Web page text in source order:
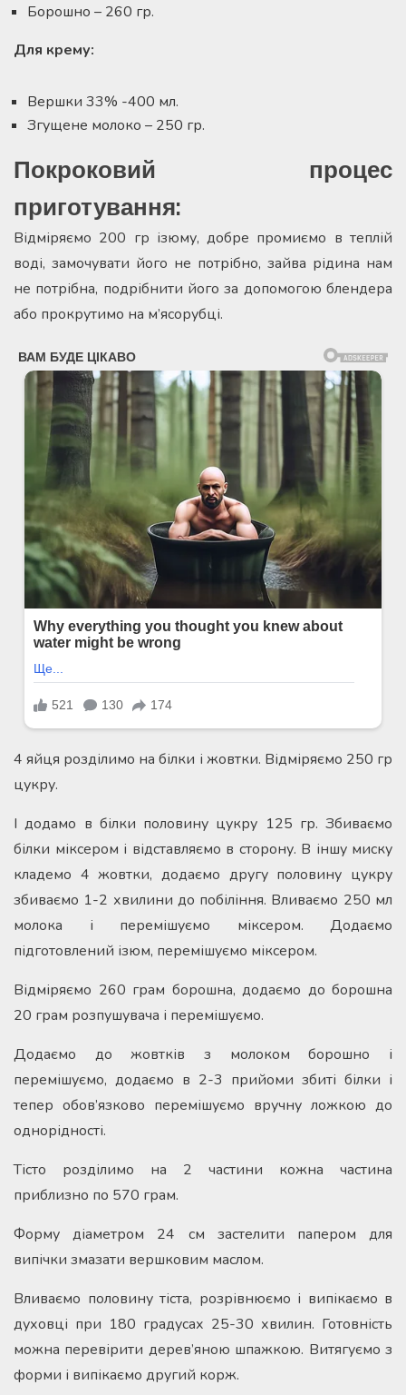
Борошно – 260 гр.
Для крему:
Вершки 33% -400 мл.
Згущене молоко – 250 гр.
Покроковий процес
приготування:
Відміряємо 200 гр ізюму, добре промиємо в теплій
воді, замочувати його не потрібно, зайва рідина нам
не потрібна, подрібнити його за допомогою блендера
або прокрутимо на м’ясорубці.
4 яйця розділимо на білки і жовтки. Відміряємо 250 гр
цукру.
І додамо в білки половину цукру 125 гр. Збиваємо
білки міксером і відставляємо в сторону. В іншу миску
кладемо 4 жовтки, додаємо другу половину цукру
збиваємо 1-2 хвилини до побіління. Вливаємо 250 мл
молока і перемішуємо міксером. Додаємо
підготовлений ізюм, перемішуємо міксером.
Відміряємо 260 грам борошна, додаємо до борошна
20 грам розпушувача і перемішуємо.
Додаємо до жовтків з молоком борошно і
перемішуємо, додаємо в 2-3 прийоми збиті білки і
тепер обов’язково перемішуємо вручну ложкою до
однорідності.
Тісто розділимо на 2 частини кожна частина
приблизно по 570 грам.
Форму діаметром 24 см застелити папером для
випічки змазати вершковим маслом.
Вливаємо половину тіста, розрівнюємо і випікаємо в
духовці при 180 градусах 25-30 хвилин. Готовність
можна перевірити дерев’яною шпажкою. Витягуємо з
форми і випікаємо другий корж.